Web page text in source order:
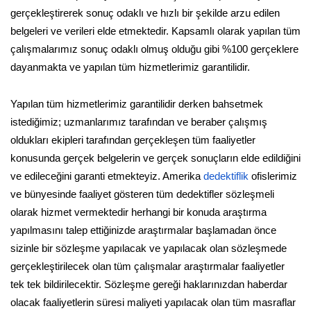
gerçekleştirerek sonuç odaklı ve hızlı bir şekilde arzu edilen
belgeleri ve verileri elde etmektedir. Kapsamlı olarak yapılan tüm
çalışmalarımız sonuç odaklı olmuş olduğu gibi %100 gerçeklere
dayanmakta ve yapılan tüm hizmetlerimiz garantilidir.
Yapılan tüm hizmetlerimiz garantilidir derken bahsetmek
istediğimiz; uzmanlarımız tarafından ve beraber çalışmış
oldukları ekipleri tarafından gerçekleşen tüm faaliyetler
konusunda gerçek belgelerin ve gerçek sonuçların elde edildiğini
ve edileceğini garanti etmekteyiz. Amerika dedektiflik ofislerimiz
ve bünyesinde faaliyet gösteren tüm dedektifler sözleşmeli
olarak hizmet vermektedir herhangi bir konuda araştırma
yapılmasını talep ettiğinizde araştırmalar başlamadan önce
sizinle bir sözleşme yapılacak ve yapılacak olan sözleşmede
gerçekleştirilecek olan tüm çalışmalar araştırmalar faaliyetler
tek tek bildirilecektir. Sözleşme gereği haklarınızdan haberdar
olacak faaliyetlerin süresi maliyeti yapılacak olan tüm masraflar